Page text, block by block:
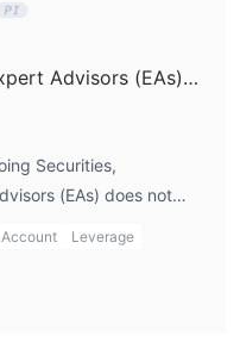
Is automated trading with Expert Advisors (EAs) available on Going Securities' platforms?
Securities,
(EAs) does not
As a trader who
and integration of EAs
Account
Leverage